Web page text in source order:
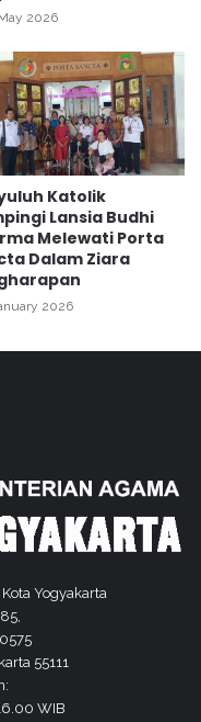
2026
Katolik
Lansia Budhi
Melewati Porta
Dalam Ziara
2026
Yogyakarta
55111
WIB